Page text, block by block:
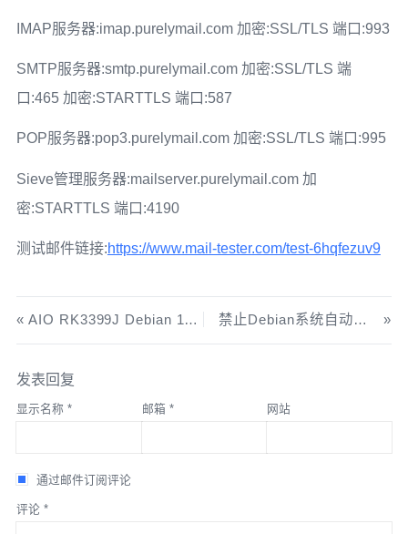
IMAP服务器:imap.purelymail.com 加密:SSL/TLS 端口:993
SMTP服务器:smtp.purelymail.com 加密:SSL/TLS 端
口:465 加密:STARTTLS 端口:587
POP服务器:pop3.purelymail.com 加密:SSL/TLS 端口:995
Sieve管理服务器:mailserver.purelymail.com 加
密:STARTTLS 端口:4190
测试邮件链接:https://www.mail-tester.com/test-6hqfezuv9
AIO RK3399J Debian 11 镜像 (不完善) 禁止Debian系统自动获取V6
发表回复
显示名称 * 邮箱 * 网站
通过邮件订阅评论
评论 *